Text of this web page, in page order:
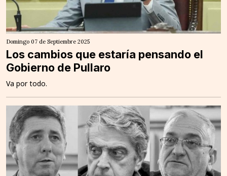
Domingo 07 de Septiembre 2025
Los cambios que estaría pensando el
Gobierno de Pullaro
Va por todo.